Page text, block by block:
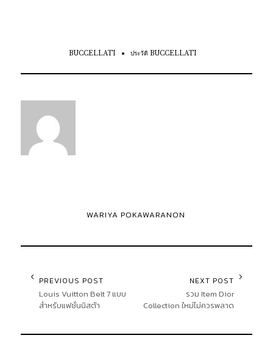
BUCCELLATI ประวัติ BUCCELLATI
WARIYA POKAWARANON
PREVIOUS POST
Louis Vuitton Belt 7 แบบ
สำหรับแฟชั่นนิสต้า
NEXT POST
รวม Item Dior
Collection ใหม่ไม่ควรพลาด